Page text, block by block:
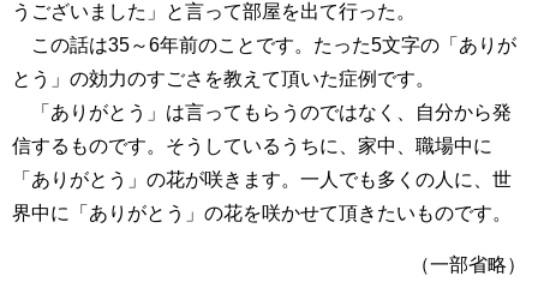
うございました」と言って部屋を出て行った。
この話は35～6年前のことです。たった5文字の「ありが
とう」の効力のすごさを教えて頂いた症例です。
「ありがとう」は言ってもらうのではなく、自分から発
信するものです。そうしているうちに、家中、職場中に
「ありがとう」の花が咲きます。一人でも多くの人に、世
界中に「ありがとう」の花を咲かせて頂きたいものです。
（一部省略）